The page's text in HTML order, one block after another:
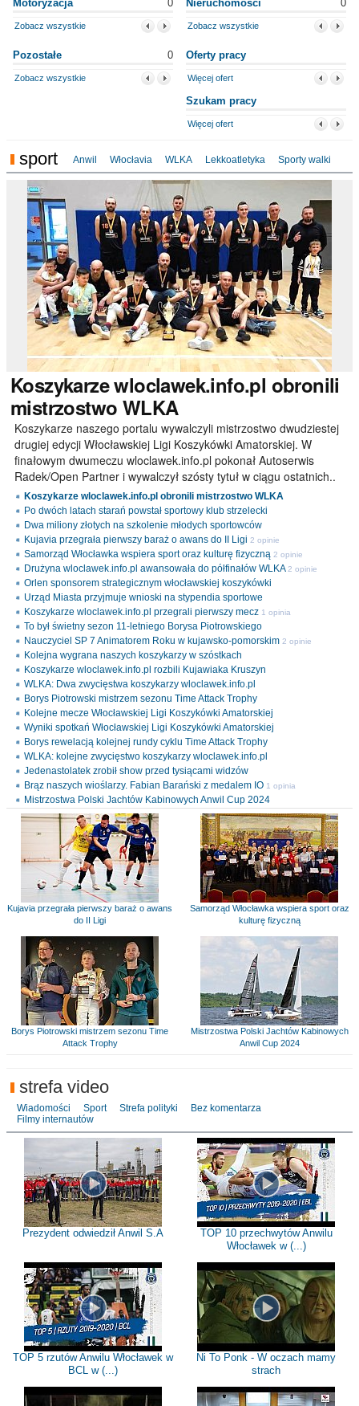
Motoryzacja 0
Zobacz wszystkie
Nieruchomości 0
Zobacz wszystkie
Pozostałe 0
Zobacz wszystkie
Oferty pracy
Więcej ofert
Szukam pracy
Więcej ofert
sport Anwil Włocłavia WLKA Lekkoatletyka Sporty walki
Koszykarzewloclawek.info.pl obronili
mistrzostwo WLKA
Koszykarze naszego portalu wywalczyli mistrzostwo dwudziestej
drugiej edycji Włocławskiej Ligi Koszykówki Amatorskiej. W
finałowym dwumeczu wloclawek.info.pl pokonał Autoserwis
Radek/Open Partner i wywalczył szósty tytuł w ciągu ostatnich..
Koszykarze wloclawek.info.pl obronili mistrzostwo WLKA
Po dwóch latach starań powstał sportowy klub strzelecki
Dwa miliony złotych na szkolenie młodych sportowców
Kujavia przegrała pierwszy baraż o awans do II Ligi 2 opinie
Samorząd Włocławka wspiera sport oraz kulturę fizyczną 2 opinie
Drużyna wloclawek.info.pl awansowała do półfinałów WLKA 2 opinie
Orlen sponsorem strategicznym włocławskiej koszykówki
Urząd Miasta przyjmuje wnioski na stypendia sportowe
Koszykarze wloclawek.info.pl przegrali pierwszy mecz 1 opinia
To był świetny sezon 11-letniego Borysa Piotrowskiego
Nauczyciel SP 7 Animatorem Roku w kujawsko-pomorskim 2 opinie
Kolejna wygrana naszych koszykarzy w szóstkach
Koszykarze wloclawek.info.pl rozbili Kujawiaka Kruszyn
WLKA: Dwa zwycięstwa koszykarzy wloclawek.info.pl
Borys Piotrowski mistrzem sezonu Time Attack Trophy
Kolejne mecze Włocławskiej Ligi Koszykówki Amatorskiej
Wyniki spotkań Włocławskiej Ligi Koszykówki Amatorskiej
Borys rewelacją kolejnej rundy cyklu Time Attack Trophy
WLKA: kolejne zwycięstwo koszykarzy wloclawek.info.pl
Jedenastolatek zrobił show przed tysiącami widzów
Brąz naszych wioślarzy. Fabian Barański z medalem IO 1 opinia
Mistrzostwa Polski Jachtów Kabinowych Anwil Cup 2024
Kujavia przegrała pierwszy baraż o awans
do II Ligi
Samorząd Włocławka wspiera sport oraz
kulturę fizyczną
Borys Piotrowski mistrzem sezonu Time
Attack Trophy
Mistrzostwa Polski Jachtów Kabinowych
Anwil Cup 2024
strefa video
Wiadomości Sport Strefa polityki
Bez komentarza
Filmy internautów
Prezydent odwiedził Anwil S.A
TOP 10 przechwytów Anwilu
Włocławek w (...)
TOP 5 rzutów Anwilu Włocławek w
BCL w (...)
Ni To Ponk - W oczach mamy
strach